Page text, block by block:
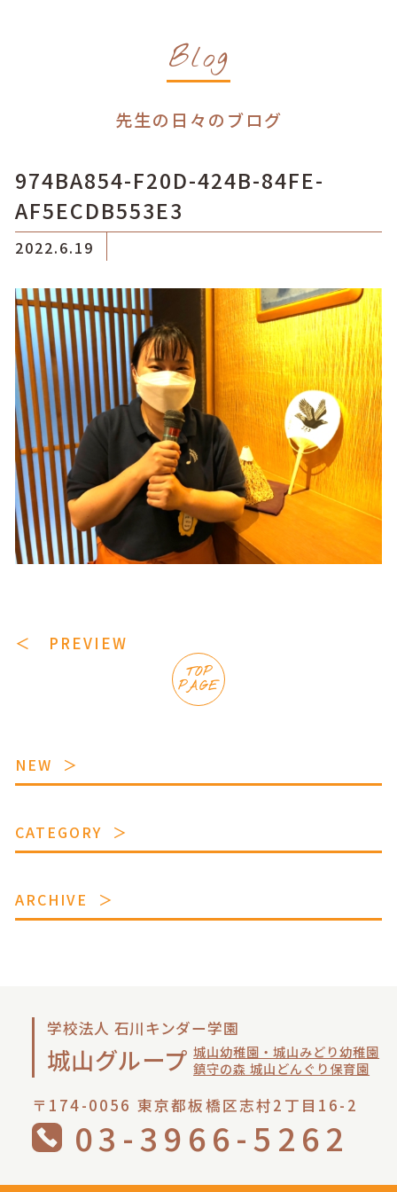
Blog
先生の日々のブログ
974BA854-F20D-424B-84FE-
AF5ECDB553E3
2022.6.19
＜ PREVIEW
TOP
PAGE
NEW
CATEGORY
ARCHIVE
学校法人 石川キンダー学園
城山グループ 城山幼稚園・城山みどり幼稚園
鎮守の森 城山どんぐり保育園
〒174-0056 東京都板橋区志村2丁目16-2
03-3966-5262